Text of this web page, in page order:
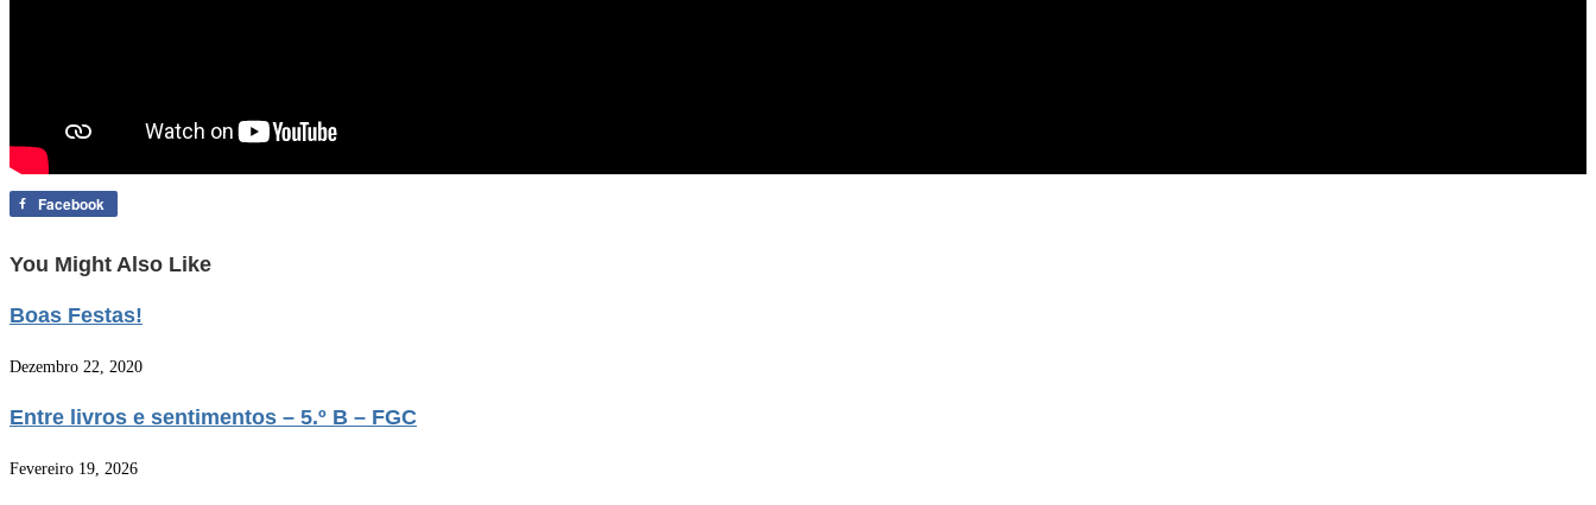
Facebook
You Might Also Like
Boas Festas!
Dezembro 22, 2020
Entre livros e sentimentos – 5.º B – FGC
Fevereiro 19, 2026